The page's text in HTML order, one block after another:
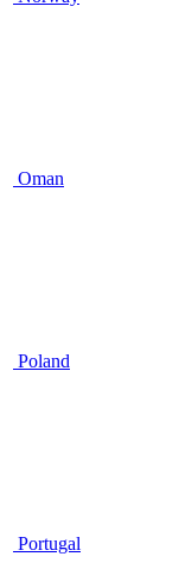
Oman
Poland
Portugal